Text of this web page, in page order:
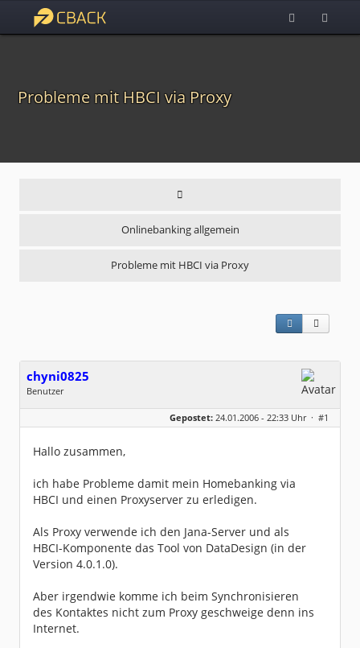
Probleme mit HBCI via Proxy
Onlinebanking allgemein
Probleme mit HBCI via Proxy
chyni0825
Benutzer
Geschlecht:
keine Angabe
Beiträge:
5
Gepostet: 24.01.2006 - 22:33 Uhr · #1
Hallo zusammen,
ich habe Probleme damit mein Homebanking via
HBCI und einen Proxyserver zu erledigen.
Als Proxy verwende ich den Jana-Server und als
HBCI-Komponente das Tool von DataDesign (in der
Version 4.0.1.0).
Aber irgendwie komme ich beim Synchronisieren
des Kontaktes nicht zum Proxy geschweige denn ins
Internet.